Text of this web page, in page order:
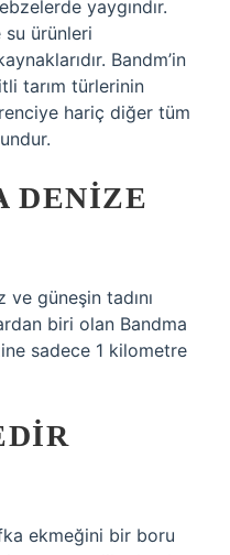
yaygındır.
su ürünleri
Bandm’in
tarım türlerinin
hariç diğer tüm
DENIZE
ve güneşin tadını
biri olan Bandma
sadece 1 kilometre
ekmeğini bir boru